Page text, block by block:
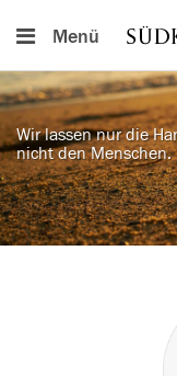
Menü
Wir lassen nur die
nicht den Menschen.